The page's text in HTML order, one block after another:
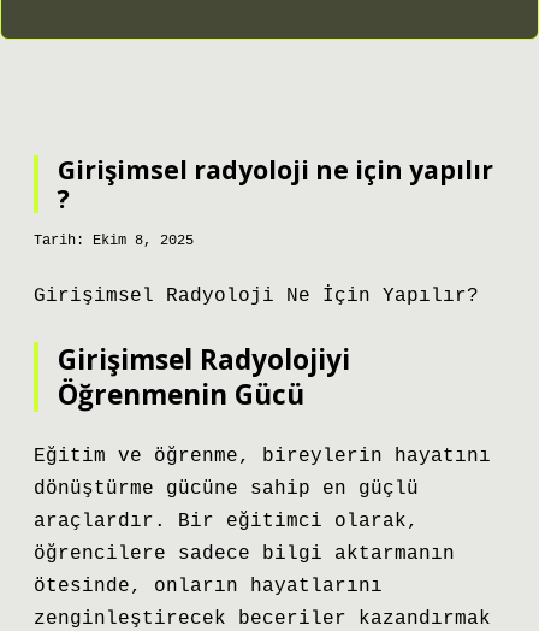
Girişimsel radyoloji ne için yapılır
?
Tarih: Ekim 8, 2025
Girişimsel Radyoloji Ne İçin Yapılır?
Girişimsel Radyolojiyi
Öğrenmenin Gücü
Eğitim ve öğrenme, bireylerin hayatını
dönüştürme gücüne sahip en güçlü
araçlardır. Bir eğitimci olarak,
öğrencilere sadece bilgi aktarmanın
ötesinde, onların hayatlarını
zenginleştirecek beceriler kazandırmak